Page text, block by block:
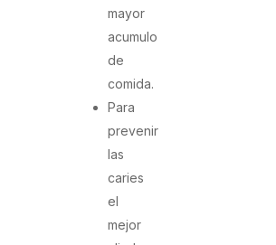
mayor
acumulo
de
comida.
Para
prevenir
las
caries
el
mejor